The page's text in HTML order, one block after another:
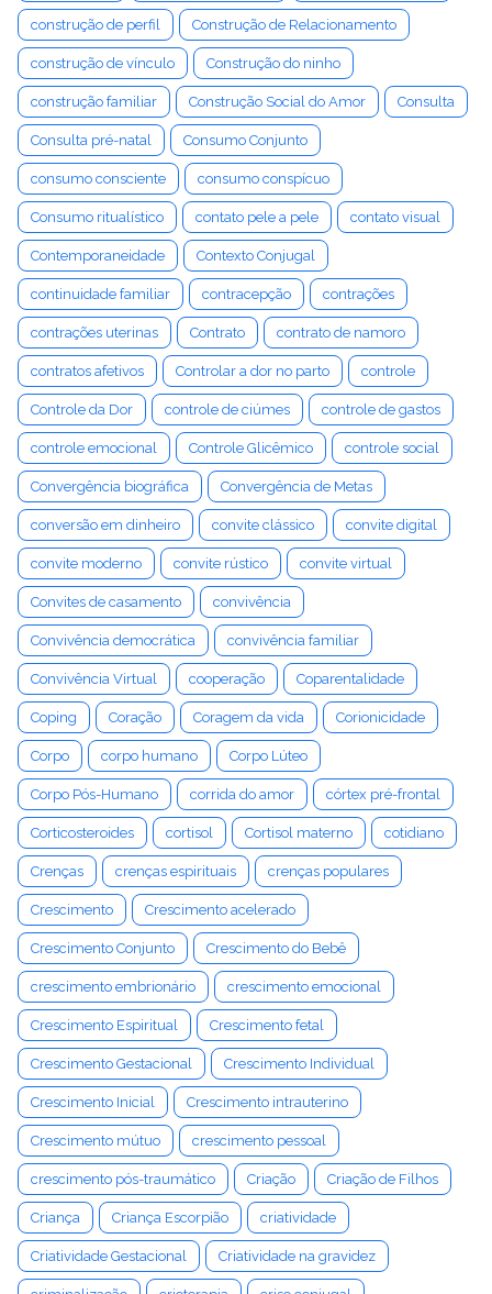
construção de perfil Construção de Relacionamento
construção de vínculo Construção do ninho
construção familiar Construção Social do Amor Consulta
Consulta pré-natal Consumo Conjunto
consumo consciente consumo conspícuo
Consumo ritualístico contato pele a pele contato visual
Contemporaneidade Contexto Conjugal
continuidade familiar contracepção contrações
contrações uterinas Contrato contrato de namoro
contratos afetivos Controlar a dor no parto controle
Controle da Dor controle de ciúmes controle de gastos
controle emocional Controle Glicêmico controle social
Convergência biográfica Convergência de Metas
conversão em dinheiro convite clássico convite digital
convite moderno convite rústico convite virtual
Convites de casamento convivência
Convivência democrática convivência familiar
Convivência Virtual cooperação Coparentalidade
Coping Coração Coragem da vida Corionicidade
Corpo corpo humano Corpo Lúteo
Corpo Pós-Humano corrida do amor córtex pré-frontal
Corticosteroides cortisol Cortisol materno cotidiano
Crenças crenças espirituais crenças populares
Crescimento Crescimento acelerado
Crescimento Conjunto Crescimento do Bebê
crescimento embrionário crescimento emocional
Crescimento Espiritual Crescimento fetal
Crescimento Gestacional Crescimento Individual
Crescimento Inicial Crescimento intrauterino
Crescimento mútuo crescimento pessoal
crescimento pós-traumático Criação Criação de Filhos
Criança Criança Escorpião criatividade
Criatividade Gestacional Criatividade na gravidez